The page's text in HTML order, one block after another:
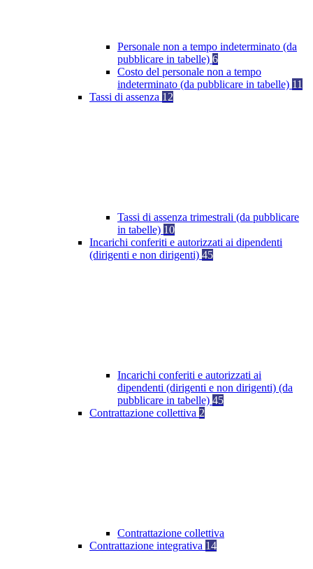
Personale non a tempo indeterminato (da
pubblicare in tabelle) 6
Costo del personale non a tempo
indeterminato (da pubblicare in tabelle) 11
Tassi di assenza 12
Tassi di assenza trimestrali (da pubblicare
in tabelle) 10
Incarichi conferiti e autorizzati ai dipendenti
(dirigenti e non dirigenti) 45
Incarichi conferiti e autorizzati ai
dipendenti (dirigenti e non dirigenti) (da
pubblicare in tabelle) 45
Contrattazione collettiva 2
Contrattazione collettiva
Contrattazione integrativa 14